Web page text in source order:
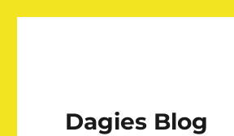
Dagies Blog